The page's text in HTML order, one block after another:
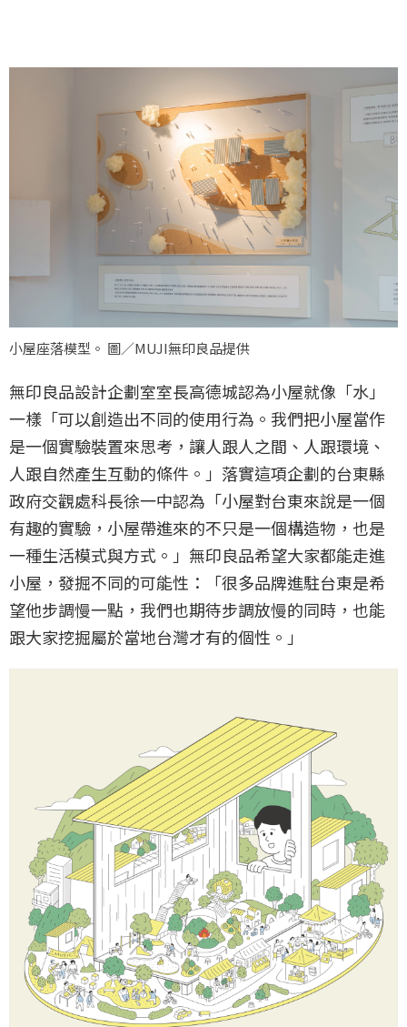
小屋座落模型。 圖／MUJI無印良品提供
無印良品設計企劃室室長高德城認為小屋就像「水」
一樣「可以創造出不同的使用行為。我們把小屋當作
是一個實驗裝置來思考，讓人跟人之間、人跟環境、
人跟自然產生互動的條件。」落實這項企劃的台東縣
政府交觀處科長徐一中認為「小屋對台東來說是一個
有趣的實驗，小屋帶進來的不只是一個構造物，也是
一種生活模式與方式。」無印良品希望大家都能走進
小屋，發掘不同的可能性：「很多品牌進駐台東是希
望他步調慢一點，我們也期待步調放慢的同時，也能
跟大家挖掘屬於當地台灣才有的個性。」